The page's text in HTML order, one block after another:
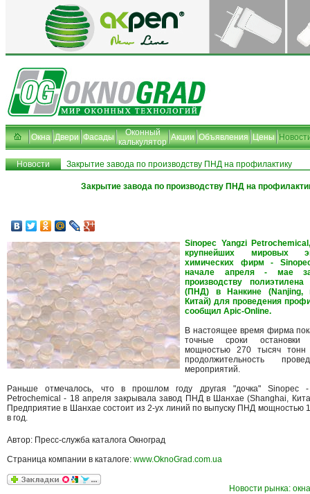
Окна Двери Фасады
Оконный
калькулятор Акции Объявления Цены
Новости Закрытие завода по производству ПНД на профилактику
Закрытие завода по производству ПНД на
Sinopec Yangzi
крупнейших мировых
химических фирм -
начале апреля - мае
производству
(ПНД) в Нанкине (Nanjing,
Китай) для проведения
сообщил Apic-Online.
В настоящее время фирма
точные сроки остановки
мощностью 270 тысяч
продолжительность
мероприятий.
Раньше отмечалось, что в прошлом году другая "дочка" Sinopec
Petrochemical - 18 апреля закрывала завод ПНД в Шанхае (Shanghai,
Предприятие в Шанхае состоит из 2-ух линий по выпуску ПНД мощностью
в год.
Автор: Пресс-служба каталога Окноград
Страница компании в каталоге: www.OknoGrad.com.ua
Новости рынка: